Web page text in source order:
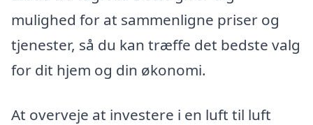
mulighed for at sammenligne priser og
tjenester, så du kan træffe det bedste valg
for dit hjem og din økonomi.
At overveje at investere i en luft til luft